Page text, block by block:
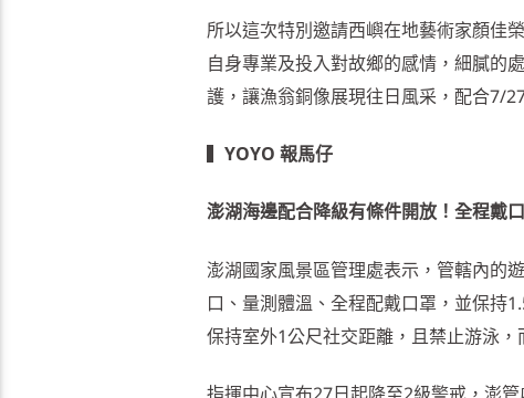
所以這次特別邀請西嶼在地藝術家顏佳
自身專業及投入對故鄉的感情，細膩的
護，讓漁翁銅像展現往日風采，配合7/
YOYO 報馬仔
澎湖海邊配合降級有條件開放！全程戴
澎湖國家風景區管理處表示，管轄內的
口、量測體溫、全程配戴口罩，並保持
保持室外1公尺社交距離，且禁止游泳